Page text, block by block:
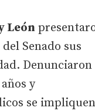
León
Senado sus
Denunciaron
y
se impliquen